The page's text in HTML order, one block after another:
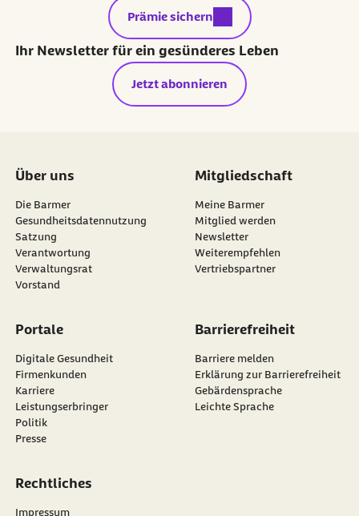
externer Link:
Prämie sichern
Ihr Newsletter für ein gesünderes Leben
Jetzt abonnieren
Über uns
Die Barmer
Gesundheitsdatennutzung
Satzung
Verantwortung
Verwaltungsrat
Vorstand
Mitgliedschaft
Meine Barmer
Mitglied werden
Newsletter
externer Link:
Weiterempfehlen
Vertriebspartner
Portale
Digitale Gesundheit
Firmenkunden
Karriere
Leistungserbringer
Politik
Presse
Barrierefreiheit
Barriere melden
Erklärung zur Barrierefreiheit
Gebärdensprache
Leichte Sprache
Rechtliches
Impressum